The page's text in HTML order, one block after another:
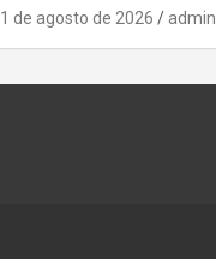
1 de agosto de 2026 admin